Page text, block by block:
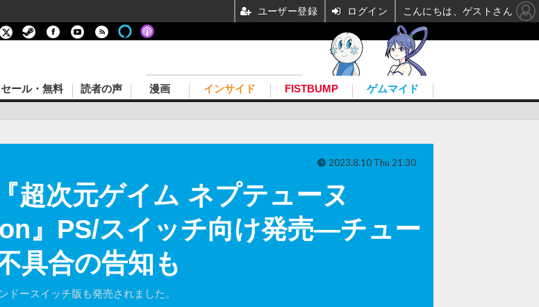
セール・無料 読者の声 漫画 インサイド FISTBUMP ゲムマイド
超次元ゲイム ネプテューヌ
』PS/スイッチ向け発売―チュー
具合の告知も
ドースイッチ版も発売されました。
2023.8.10 Thu 21:30
ユーザー登録 ログイン こんにちは、ゲストさん